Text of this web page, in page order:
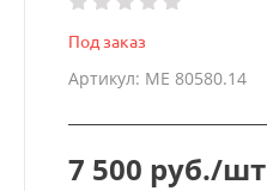
Под заказ
Артикул: ME 80580.14
7 500 руб./шт